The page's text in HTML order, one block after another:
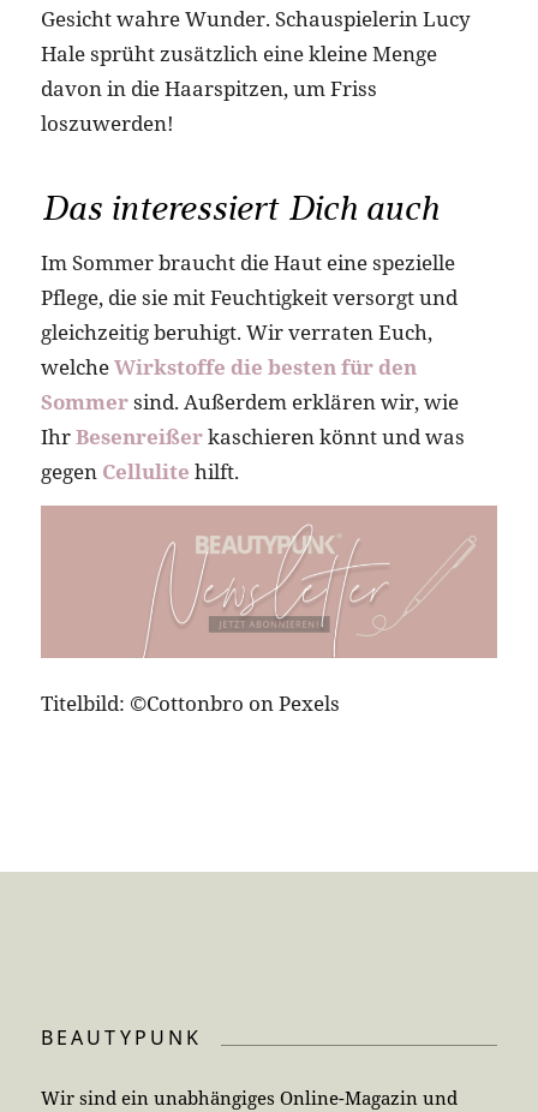
Gesicht wahre Wunder. Schauspielerin Lucy
Hale sprüht zusätzlich eine kleine Menge
davon in die Haarspitzen, um Friss
loszuwerden!
Das interessiert Dich auch
Im Sommer braucht die Haut eine spezielle
Pflege, die sie mit Feuchtigkeit versorgt und
gleichzeitig beruhigt. Wir verraten Euch,
welcheWirkstoffe die besten für den
Sommersind. Außerdem erklären wir, wie
IhrBesenreißerkaschieren könnt und was
gegen Cellulite hilft.
Titelbild: ©Cottonbro on Pexels
BEAUTYPUNK
Wir sind ein unabhängiges Online-Magazin und